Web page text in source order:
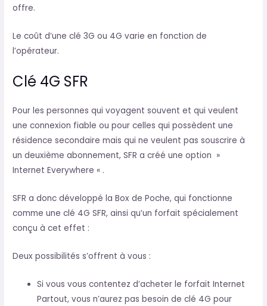
offre.
Le coût d’une clé 3G ou 4G varie en fonction de
l’opérateur.
Clé 4G SFR
Pour les personnes qui voyagent souvent et qui veulent
une connexion fiable ou pour celles qui possèdent une
résidence secondaire mais qui ne veulent pas souscrire à
un deuxième abonnement, SFR a créé une option »
Internet Everywhere « .
SFR a donc développé la Box de Poche, qui fonctionne
comme une clé 4G SFR, ainsi qu’un forfait spécialement
conçu à cet effet :
Deux possibilités s’offrent à vous :
Si vous vous contentez d’acheter le forfait Internet
Partout, vous n’aurez pas besoin de clé 4G pour